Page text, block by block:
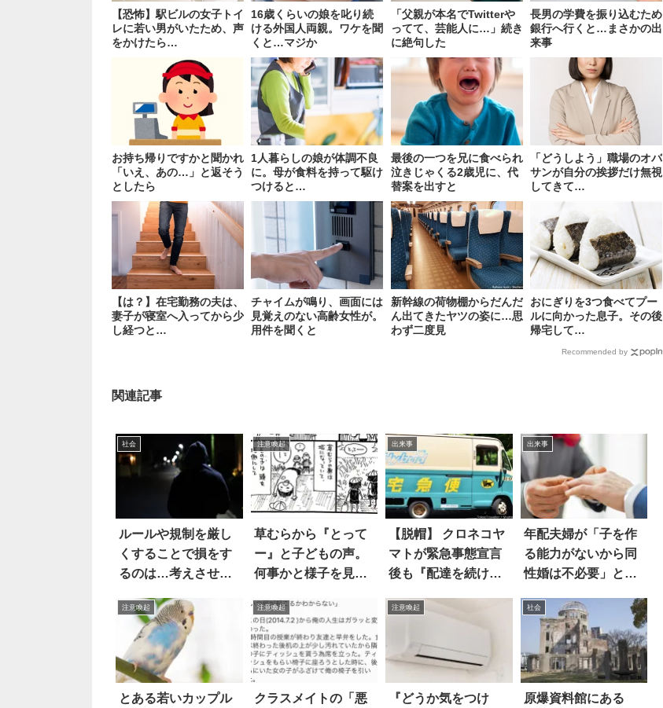
【恐怖】駅ビルの女子トイ
レに若い男がいたため、声
をかけたら…
16歳くらいの娘を叱り続
ける外国人両親。ワケを聞
くと…マジか
「父親が本名でTwitterや
ってて、芸能人に…」続き
に絶句した
長男の学費を振り込むため
銀行へ行くと…まさかの出
来事
お持ち帰りですかと聞かれ
「いえ、あの…」と返そう
としたら
1人暮らしの娘が体調不良
に。母が食料を持って駆け
つけると…
最後の一つを兄に食べられ
泣きじゃくる2歳児に、代
替案を出すと
「どうしよう」職場のオバ
サンが自分の挨拶だけ無視
してきて…
【は？】在宅勤務の夫は、
妻子が寝室へ入ってから少
し経つと…
チャイムが鳴り、画面には
見覚えのない高齢女性が。
用件を聞くと
新幹線の荷物棚からだんだ
ん出てきたヤツの姿に…思
わず二度見
おにぎりを3つ食べてプー
ルに向かった息子。その後
帰宅して…
Recommended by
関連記事
社会
ルールや規制を厳し
くすることで損をす
るのは…考えさせら
注意喚起
草むらから『とって
ー』と子どもの声。
何事かと様子を見に
3枚
出来事
【脱帽】 クロネコヤ
マトが緊急事態宣言
後も『配達を続け
出来事
年配夫婦が「子を作
る能力がないから同
性婚は不必要」と言
注意喚起
とある若いカップル
注意喚起
クラスメイトの「悪
注意喚起
『どうか気をつけ
社会
原爆資料館にある